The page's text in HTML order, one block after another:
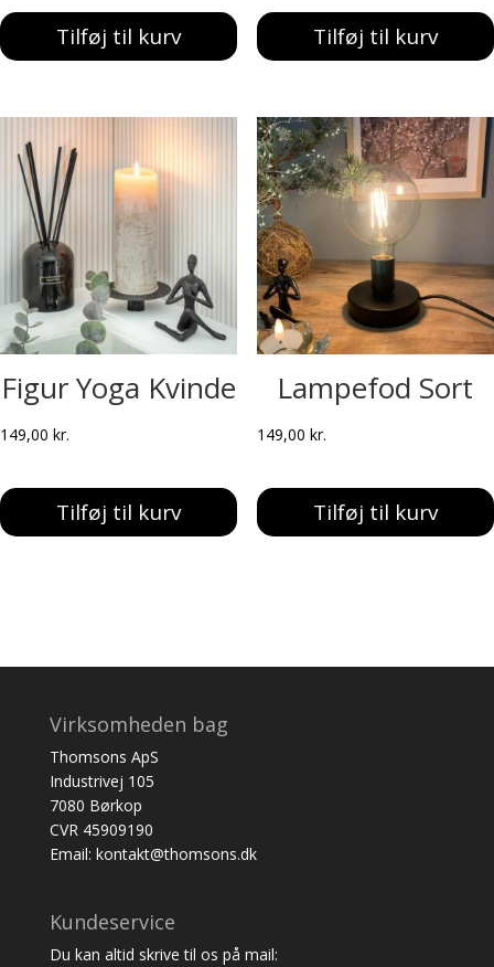
Tilføj til kurv Tilføj til kurv
Figur Yoga Kvinde
149,00 kr.
Tilføj til kurv
Lampefod Sort
149,00 kr.
Tilføj til kurv
Virksomheden bag
Thomsons ApS
Industrivej 105
7080 Børkop
CVR 45909190
Email: kontakt@thomsons.dk
Kundeservice
Du kan altid skrive til os på mail: